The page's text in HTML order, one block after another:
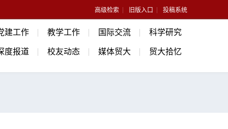
高级检索 旧版入口 投稿系统
建工作 教学工作 国际交流 科学研究
度报道 校友动态 媒体贸大 贸大拾忆